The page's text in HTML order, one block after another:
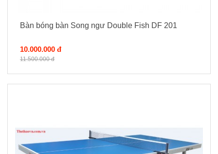
Bàn bóng bàn Song ngư Double Fish DF 201
10.000.000 đ
11.500.000 đ